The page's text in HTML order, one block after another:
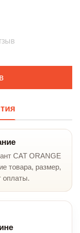
CAT ORANGE
товара, размер,
оплаты.